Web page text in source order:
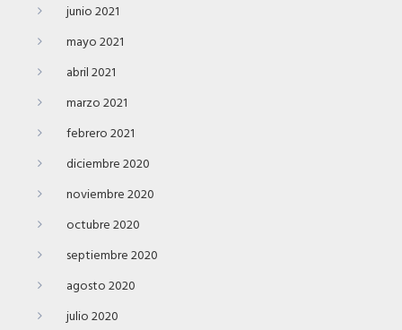
junio 2021
mayo 2021
abril 2021
marzo 2021
febrero 2021
diciembre 2020
noviembre 2020
octubre 2020
septiembre 2020
agosto 2020
julio 2020